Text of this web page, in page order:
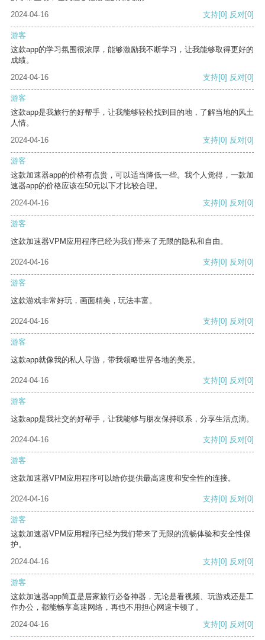
2024-04-16
支持[0] 反对[0]
游客
这款app的学习氛围很浓厚，能够激励我不断学习，让我能够取得更好的
成绩。
2024-04-16
支持[0] 反对[0]
游客
这款app是我旅行的好帮手，让我能够轻松找到目的地，了解当地的风土
人情。
2024-04-16
支持[0] 反对[0]
游客
这款加速器app的价格有点贵，可以适当降低一些。我个人觉得，一款加
速器app的价格应该在50元以下才比较合理。
2024-04-16
支持[0] 反对[0]
游客
这款加速器VPM应用程序已经为我们带来了无限的隐私和自由。
2024-04-16 支持[0] 反对[0]
游客
这款游戏非常好玩，画面精美，玩法丰富。
2024-04-16 支持[0] 反对[0]
游客
这款app就像我的私人导游，带我领略世界各地的美景。
2024-04-16 支持[0] 反对[0]
游客
这款app是我社交的好帮手，让我能够与朋友保持联系，分享生活点滴。
2024-04-16 支持[0] 反对[0]
游客
这款加速器VPM应用程序可以给你提供最高速度和安全性的连接。
2024-04-16 支持[0] 反对[0]
游客
这款加速器VPM应用程序已经为我们带来了无限的流畅体验和安全性保
护。
2024-04-16
支持[0] 反对[0]
游客
这款加速器app简直是居家旅行必备神器，无论是看视频、玩游戏还是工
作办公，都能畅享高速网络，再也不用担心网速卡顿了。
2024-04-16
支持[0] 反对[0]